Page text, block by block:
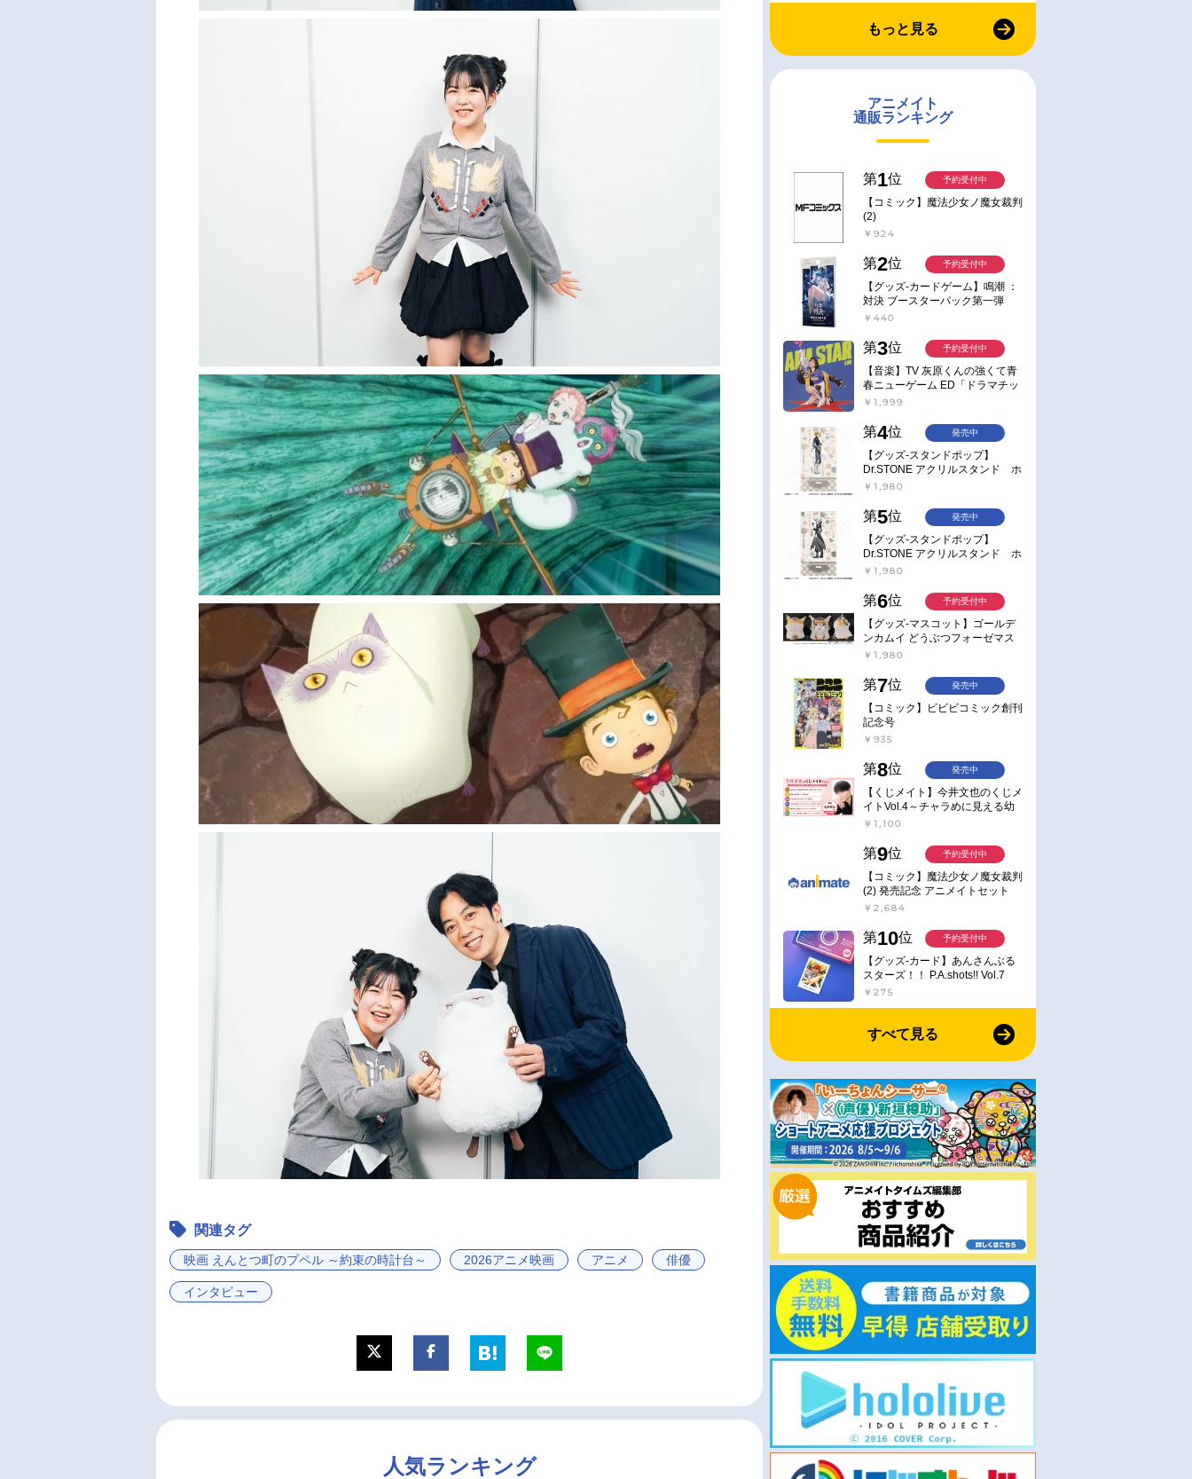
関連タグ
映画 えんとつ町のプペル ～約束の時計台～ 2026アニメ映画 アニメ 俳優
インタビュー
人気ランキング
もっと見る
アニメイト
通販ランキング
第1位
【コミック】魔法少女ノ魔女裁判
(2)
￥924
予約受付中
第2位
【グッズ-カードゲーム】鳴潮 ：
対決 ブースターパック第一弾
【ポイント2倍】
￥440
予約受付中
第3位
【音楽】TV 灰原くんの強くて青
春ニューゲーム ED「ドラマチッ
ク逃避行」収録シングル AIM
￥1,999
予約受付中
第4位
【グッズ-スタンドポップ】
Dr.STONE アクリルスタンド ホ
ワイマンといっしょver. スタン
￥1,980
発売中
第5位
【グッズ-スタンドポップ】
Dr.STONE アクリルスタンド ホ
ワイマンといっしょver. Dr.ゼノ
￥1,980
発売中
第6位
【グッズ-マスコット】ゴールデ
ンカムイ どうぶつフォーゼマス
コット 4.尾形百之助【再販】
￥1,980
予約受付中
第7位
【コミック】ビビビコミック創刊
記念号
￥935
発売中
第8位
【くじメイト】今井文也のくじメ
イトVol.4～チャラめに見える幼
馴染、実は一途で独占欲が強いん
￥1,100
発売中
第9位
【コミック】魔法少女ノ魔女裁判
(2) 発売記念 アニメイトセット
【アクリルスタンド2種セット購
産】
￥2,684
予約受付中
第10位
【グッズ-カード】あんさんぶる
スターズ！！ P.A.shots!! Vol.7
Action
￥275
予約受付中
すべて見る